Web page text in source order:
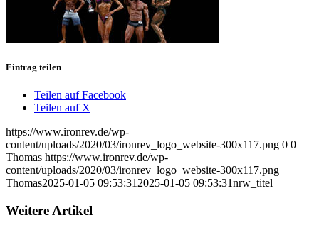
Eintrag teilen
Teilen auf Facebook
Teilen auf X
https://www.ironrev.de/wp-
content/uploads/2020/03/ironrev_logo_website-300x117.png 0 0
Thomas https://www.ironrev.de/wp-
content/uploads/2020/03/ironrev_logo_website-300x117.png
Thomas2025-01-05 09:53:31 2025-01-05 09:53:31nrw_titel
Weitere Artikel